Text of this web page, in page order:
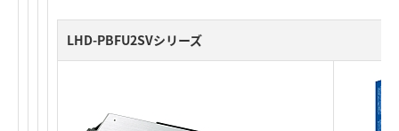
LHD-PBFU2SVシリーズ